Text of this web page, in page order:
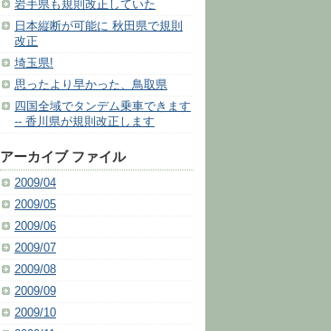
岩手県も規則改正していた
日本縦断が可能に 秋田県で規則
改正
埼玉県!
思ったより早かった、鳥取県
四国全域でタンデム乗車できます
-- 香川県が規則改正します
アーカイブ ファイル
2009/04
2009/05
2009/06
2009/07
2009/08
2009/09
2009/10